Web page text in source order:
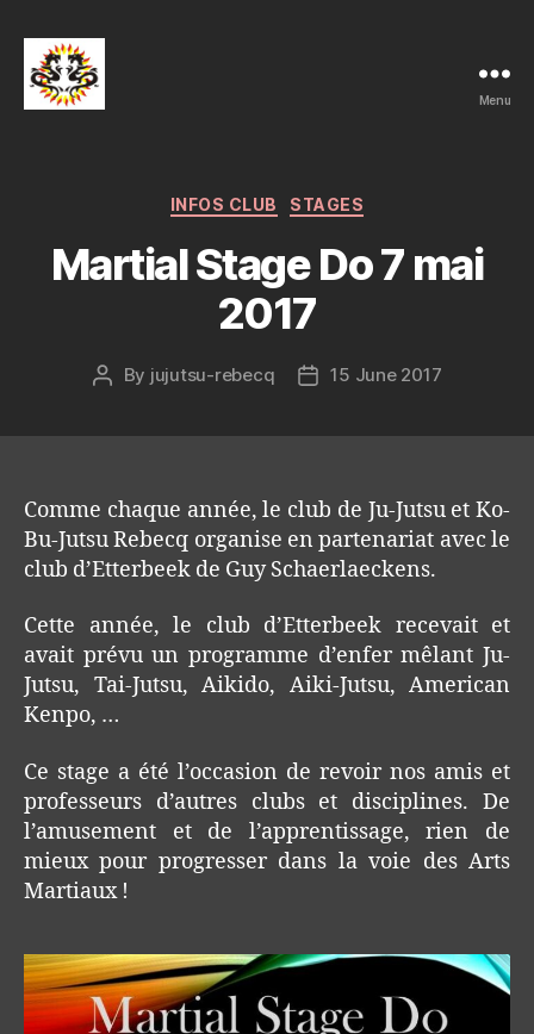
Jutsu
Club
Menu
Categories
INFOS CLUB STAGES
Martial Stage Do 7 mai
2017
Post
By jujutsu-rebecq
Post15 June 2017
Comme chaque année, le club de Ju-Jutsu et Ko-
Bu-Jutsu Rebecq organise en partenariat avec le
club d’Etterbeek de Guy Schaerlaeckens.
Cette année, le club d’Etterbeek recevait et
avait prévu un programme d’enfer mêlant Ju-
Jutsu, Tai-Jutsu, Aikido, Aiki-Jutsu, American
Kenpo, …
Ce stage a été l’occasion de revoir nos amis et
professeurs d’autres clubs et disciplines. De
l’amusement et de l’apprentissage, rien de
mieux pour progresser dans la voie des Arts
Martiaux !